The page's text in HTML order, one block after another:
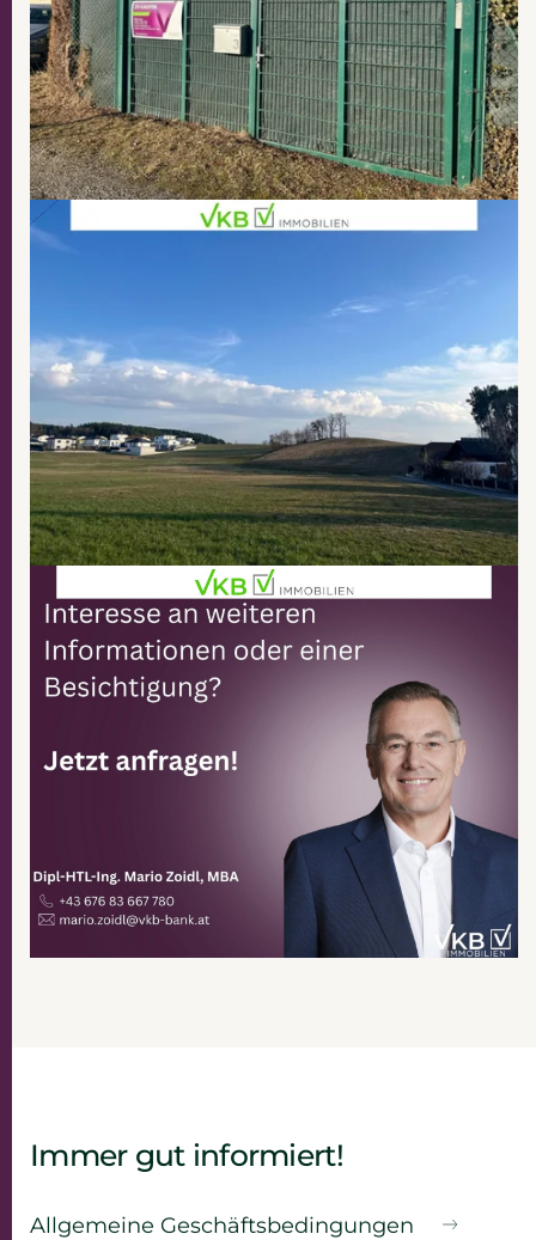
Immer gut informiert!
Allgemeine Geschäfts­bedingungen